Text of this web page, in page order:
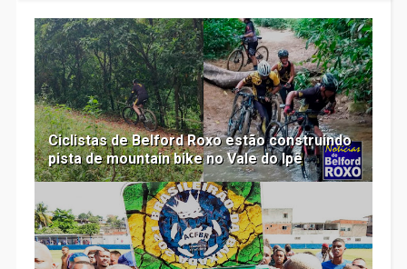
Ciclistas de Belford Roxo estão construindo
pista de mountain bike no Vale do Ipê